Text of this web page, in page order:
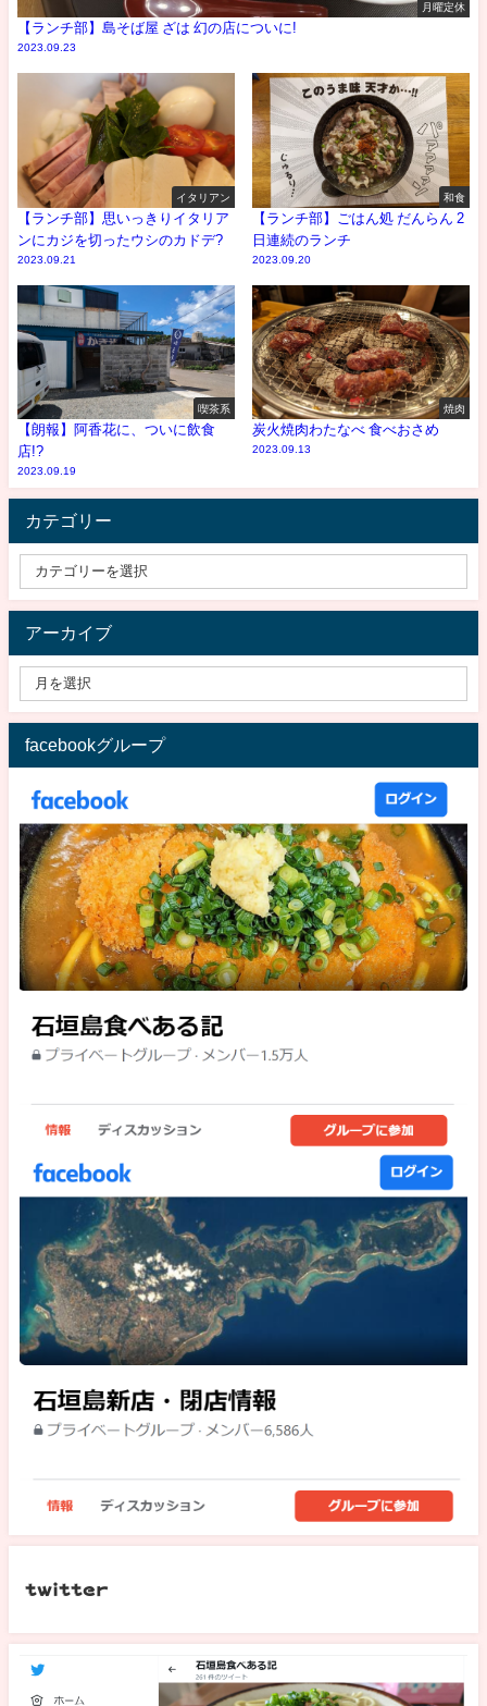
月曜定休
【ランチ部】島そば屋 ざは 幻の店についに!
2023.09.23
イタリアン
【ランチ部】思いっきりイタリア
ンにカジを切ったウシのカドデ?
2023.09.21
和食
【ランチ部】ごはん処 だんらん 2
日連続のランチ
2023.09.20
喫茶系
【朗報】阿香花に、ついに飲食
店!?
2023.09.19
焼肉
炭火焼肉わたなべ 食べおさめ
2023.09.13
カテゴリー
アーカイブ
facebookグループ
twitter